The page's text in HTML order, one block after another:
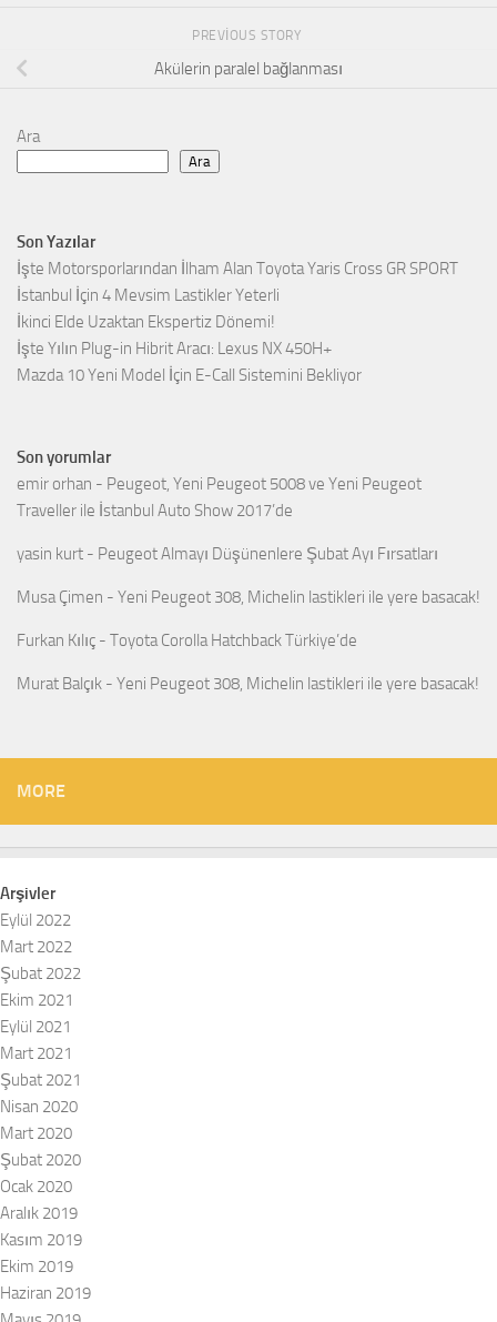
PREVIOUS STORY
Akülerin paralel bağlanması
Ara
Ara
Son Yazılar
İşte Motorsporlarından İlham Alan Toyota Yaris Cross GR SPORT
İstanbul İçin 4 Mevsim Lastikler Yeterli
İkinci Elde Uzaktan Ekspertiz Dönemi!
İşte Yılın Plug-in Hibrit Aracı: Lexus NX 450H+
Mazda 10 Yeni Model İçin E-Call Sistemini Bekliyor
Son yorumlar
emir orhan - Peugeot, Yeni Peugeot 5008 ve Yeni Peugeot
Traveller ile İstanbul Auto Show 2017’de
yasin kurt - Peugeot Almayı Düşünenlere Şubat Ayı Fırsatları
Musa Çimen - Yeni Peugeot 308, Michelin lastikleri ile yere basacak!
Furkan Kılıç - Toyota Corolla Hatchback Türkiye’de
Murat Balçık - Yeni Peugeot 308, Michelin lastikleri ile yere basacak!
MORE
Arşivler
Eylül 2022
Mart 2022
Şubat 2022
Ekim 2021
Eylül 2021
Mart 2021
Şubat 2021
Nisan 2020
Mart 2020
Şubat 2020
Ocak 2020
Aralık 2019
Kasım 2019
Ekim 2019
Haziran 2019